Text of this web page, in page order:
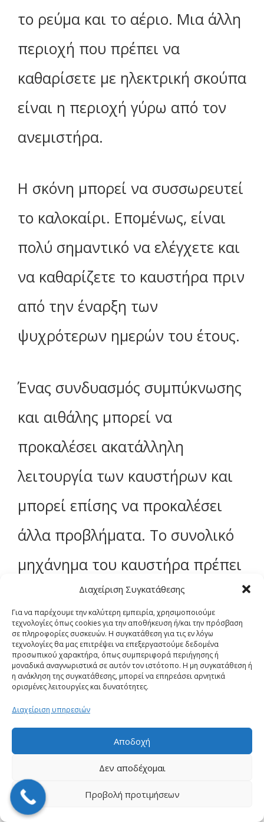
Διαχείριση Συγκατάθεσης
Για να παρέχουμε την καλύτερη εμπειρία, χρησιμοποιούμε
τεχνολογίες όπως cookies για την αποθήκευση ή/και την πρόσβαση
σε πληροφορίες συσκευών. Η συγκατάθεση για τις εν λόγω
τεχνολογίες θα μας επιτρέψει να επεξεργαστούμε δεδομένα
προσωπικού χαρακτήρα, όπως συμπεριφορά περιήγησης ή
μοναδικά αναγνωριστικά σε αυτόν τον ιστότοπο. Η μη συγκατάθεση ή
η ανάκληση της συγκατάθεσης, μπορεί να επηρεάσει αρνητικά
ορισμένες λειτουργίες και δυνατότητες.
Διαχείριση υπηρεσιών
Αποδοχή
Δεν αποδέχομαι
Προβολή προτιμήσεων
το ρεύμα και το αέριο. Μια άλλη
περιοχή που πρέπει να
καθαρίσετε με ηλεκτρική σκούπα
είναι η περιοχή γύρω από τον
ανεμιστήρα.
Η σκόνη μπορεί να συσσωρευτεί
το καλοκαίρι. Επομένως, είναι
πολύ σημαντικό να ελέγχετε και
να καθαρίζετε το καυστήρα πριν
από την έναρξη των
ψυχρότερων ημερών του έτους.
Ένας συνδυασμός συμπύκνωσης
και αιθάλης μπορεί να
προκαλέσει ακατάλληλη
λειτουργία των καυστήρων και
μπορεί επίσης να προκαλέσει
άλλα προβλήματα. Το συνολικό
μηχάνημα του καυστήρα πρέπει
να καθαρίζεται κάθε χρόνο ή να
αντικαθίσταται εάν το υπάρχον
είναι σε κακή κατάσταση.
Προβλήματα καυστήρων 5.
Ελέγξτε την ηλεκτρική
Η λειτουργία του καυστήρα
αερίου μπορεί να λειτουργήσει